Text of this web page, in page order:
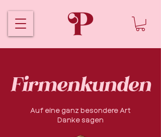
Firmenkunden
Auf eine ganz besondere Art
Danke sagen